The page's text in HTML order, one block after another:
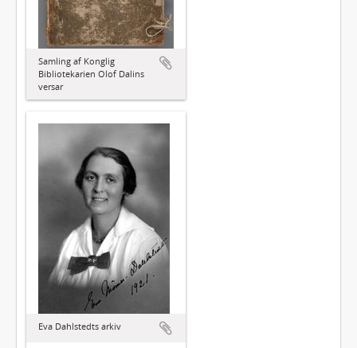
Samling af Konglig
Bibliotekarien Olof Dalins
versar
Eva Dahlstedts arkiv